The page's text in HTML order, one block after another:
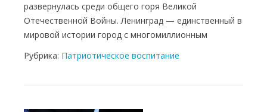
развернулась среди общего горя Великой
Отечественной Войны. Ленинград — единственный в
мировой истории город с многомиллионным
Рубрика: Патриотическое воспитание